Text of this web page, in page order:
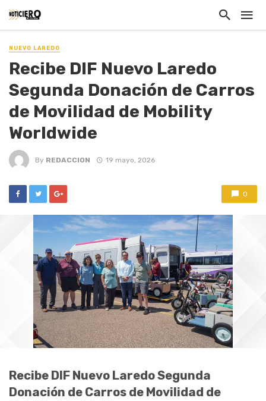
NUEVO LAREDO
Recibe DIF Nuevo Laredo
Segunda Donación de Carros
de Movilidad de Mobility
Worldwide
By REDACCION 19 mayo, 2026
0
Recibe DIF Nuevo Laredo Segunda
Donación de Carros de Movilidad de